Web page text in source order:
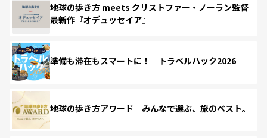
地球の歩き方 meets クリストファー・ノーラン監督
最新作『オデュッセイア』
準備も滞在もスマートに！ トラベルハック2026
地球の歩き方アワード みんなで選ぶ、旅のベスト。